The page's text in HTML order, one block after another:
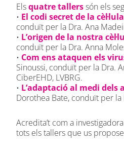
Elsquatre tallerssón els
• El codi secret de la cèl·lula
conduït per la Dra. Ana
• L’origen de la nostra
conduït per la Dra. Anna
• Com ens ataquen els
Sinoussi, conduït per la Dra.
CiberEHD, LVBRG.
• L’adaptació al medi dels
Dorothea Bate, conduït per la
Acredita’t com a
tots els tallers que us